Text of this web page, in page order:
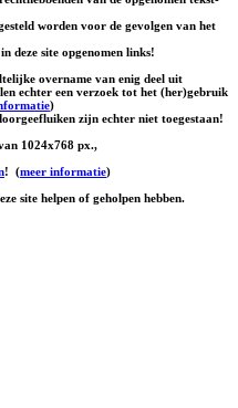
worden voor de gevolgen van het
deze site opgenomen links!
overname van enig deel uit
echter een verzoek tot het (her)gebruik
)
zijn echter niet toegestaan!
1024x768 px.,
! (meer informatie)
site helpen of geholpen hebben.